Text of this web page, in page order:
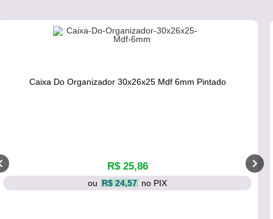
Caixa Do Organizador 30x26x25 Mdf 6mm Pintado
R$ 25,86
ou R$ 24,57 no PIX